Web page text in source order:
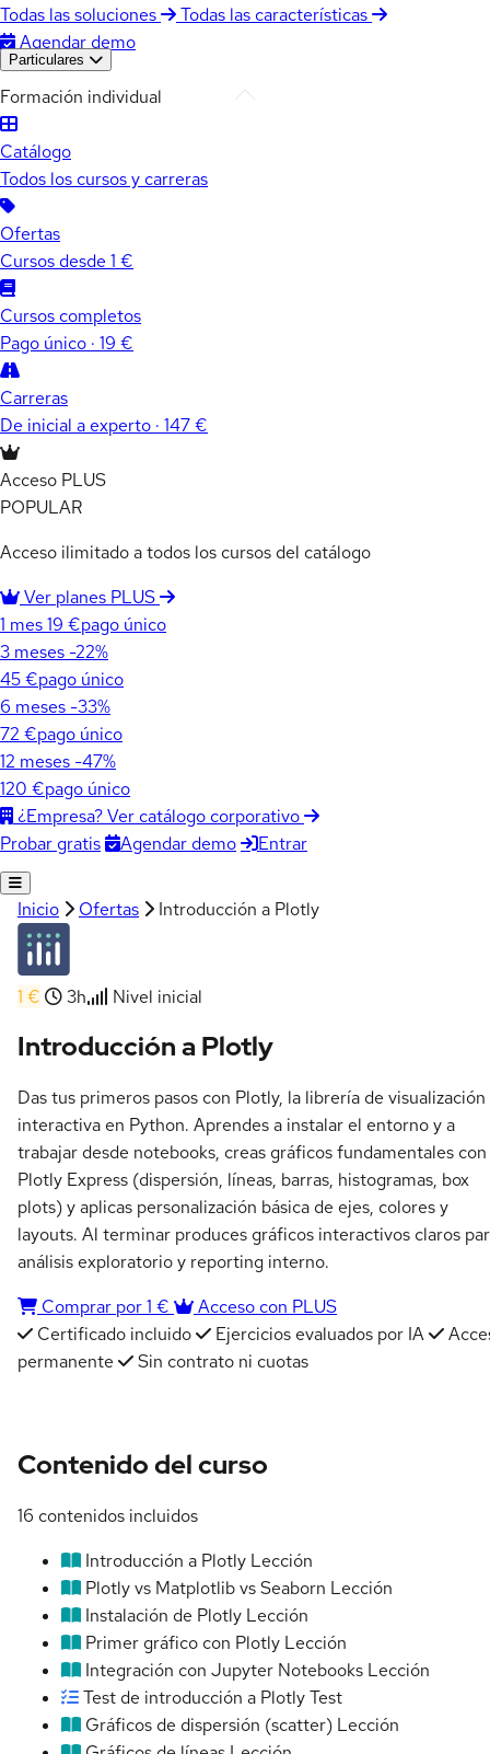
Todas las soluciones
Todas las características
Agendar demo
Particulares
Formación individual
Catálogo
Todos los cursos y carreras
Ofertas
Cursos desde 1 €
Cursos completos
Pago único · 19 €
Carreras
De inicial a experto · 147 €
Acceso PLUS
POPULAR
Acceso ilimitado a todos los cursos del catálogo
Ver planes PLUS
1 mes19 €pago único
3 meses -22%
45 €pago único
6 meses -33%
72 €pago único
12 meses -47%
120 €pago único
¿Empresa? Ver catálogo corporativo
Probar gratis
Agendar demo Entrar
Inicio Ofertas Introducción a Plotly
1 € 3h Nivel inicial
Introducción a Plotly
Das tus primeros pasos con Plotly, la librería de visualización
interactiva en Python. Aprendes a instalar el entorno y a
trabajar desde notebooks, creas gráficos fundamentales con
Plotly Express (dispersión, líneas, barras, histogramas, box
plots) y aplicas personalización básica de ejes, colores y
layouts. Al terminar produces gráficos interactivos claros
análisis exploratorio y reporting interno.
Comprar por 1 €
Acceso con PLUS
Certificado incluido
Ejercicios evaluados por IA
permanente
Sin contrato ni cuotas
Contenido del curso
16 contenidos incluidos
Introducción a Plotly Lección
Plotly vs Matplotlib vs Seaborn Lección
Instalación de Plotly Lección
Primer gráfico con Plotly Lección
Integración con Jupyter Notebooks Lección
Test de introducción a PlotlyTest
Gráficos de dispersión (scatter) Lección